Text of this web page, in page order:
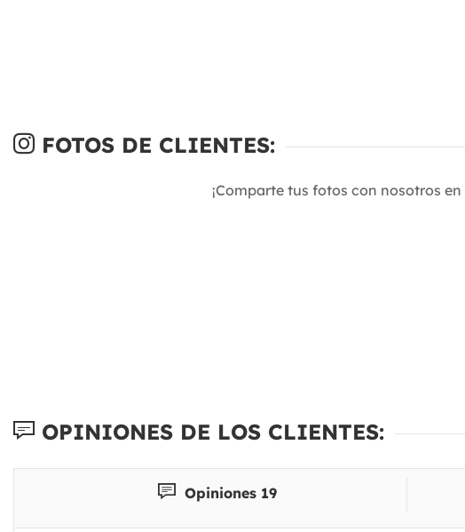
FOTOS DE CLIENTES:
¡Comparte tus fotos con nosotros en
OPINIONES DE LOS CLIENTES:
Opiniones 19